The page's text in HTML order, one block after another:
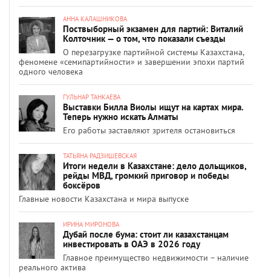
АННА КАЛАШНИКОВА
Поствыборный экзамен для партий: Виталий
Колточник — о том, что показали съезды
О перезагрузке партийной системы Казахстана,
феномене «семипартийности» и завершении эпохи партий
одного человека
ГУЛЬНАР ТАНКАЕВА
Выставки Билла Виолы ищут на картах мира.
Теперь нужно искать Алматы
Его работы заставляют зрителя остановиться
ТАТЬЯНА РАДЗИШЕВСКАЯ
Итоги недели в Казахстане: дело дольщиков,
рейды МВД, громкий приговор и победы
боксёров
Главные новости Казахстана и мира выпуске
ИРИНА МИРОНОВА
Дубай после бума: стоит ли казахстанцам
инвестировать в ОАЭ в 2026 году
Главное преимущество недвижимости – наличие
реального актива